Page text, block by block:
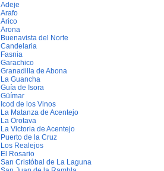
Adeje
Arafo
Arico
Arona
Buenavista del Norte
Candelaria
Fasnia
Garachico
Granadilla de Abona
La Guancha
Guí­a de Isora
Güí­mar
Icod de los Vinos
La Matanza de Acentejo
La Orotava
La Victoria de Acentejo
Puerto de la Cruz
Los Realejos
El Rosario
San Cristóbal de La Laguna